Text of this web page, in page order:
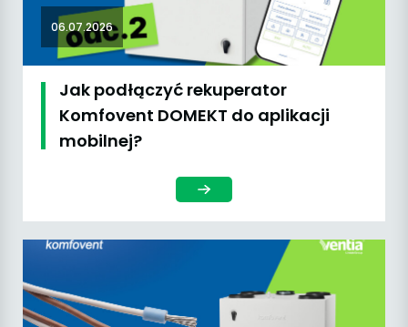
06.07.2026
Jak podłączyć rekuperator
Komfovent DOMEKT do aplikacji
mobilnej?